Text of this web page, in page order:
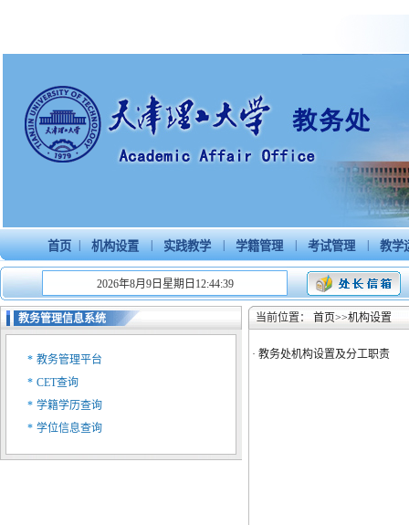
首页 | 机构设置 | 实践教学 | 学籍管理 | 考试管理 | 教学
2026年8月9日星期日12:44:39
教务管理信息系统
* 教务管理平台
* CET查询
* 学籍学历查询
* 学位信息查询
当前位置： 首页>>机构设置
· 教务处机构设置及分工职责